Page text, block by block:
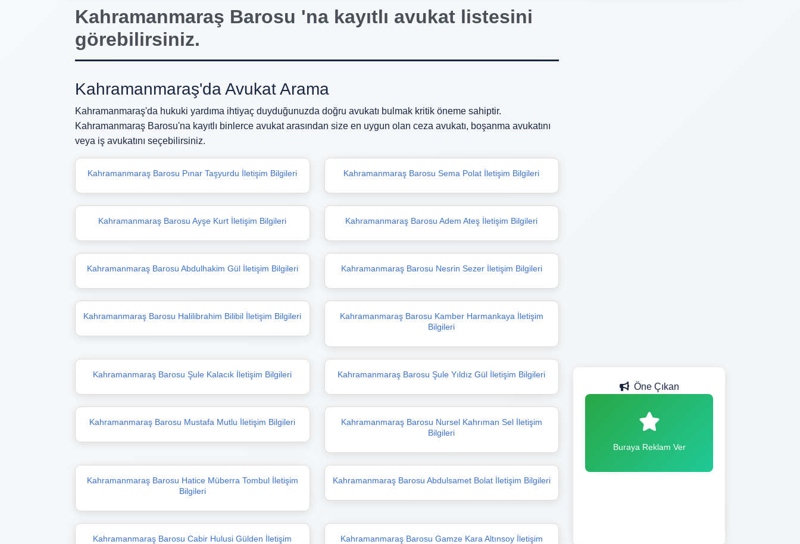
Kahramanmaraş Barosu 'na kayıtlı avukat listesini
görebilirsiniz.
Kahramanmaraş'da Avukat Arama
Kahramanmaraş'da hukuki yardıma ihtiyaç duyduğunuzda doğru avukatı bulmak kritik öneme sahiptir.
Kahramanmaraş Barosu'na kayıtlı binlerce avukat arasından size en uygun olan ceza avukatı, boşanma avukatını
veya iş avukatını seçebilirsiniz.
Kahramanmaraş Barosu Pınar Taşyurdu İletişim Bilgileri Kahramanmaraş Barosu Sema Polat İletişim Bilgileri
Kahramanmaraş Barosu Ayşe Kurt İletişim Bilgileri Kahramanmaraş Barosu Adem Ateş İletişim Bilgileri
Kahramanmaraş Barosu Abdulhakim Gül İletişim Bilgileri Kahramanmaraş Barosu Nesrin Sezer İletişim Bilgileri
Kahramanmaraş Barosu Halilibrahim Bilibil İletişim Bilgileri
Kahramanmaraş Barosu Kamber Harmankaya İletişim
Bilgileri
Kahramanmaraş Barosu Şule Kalacık İletişim Bilgileri Kahramanmaraş Barosu Şule Yıldız Gül İletişim Bilgileri
Kahramanmaraş Barosu Mustafa Mutlu İletişim Bilgileri
Kahramanmaraş Barosu Nursel Kahrıman Sel İletişim
Bilgileri
Kahramanmaraş Barosu Hatice Müberra Tombul İletişim
Bilgileri
Kahramanmaraş Barosu Abdulsamet Bolat İletişim Bilgileri
Kahramanmaraş Barosu Cabir Hulusi Gülden İletişim
Kahramanmaraş Barosu Gamze Kara Altınsoy İletişim
Öne Çıkan
Buraya Reklam Ver